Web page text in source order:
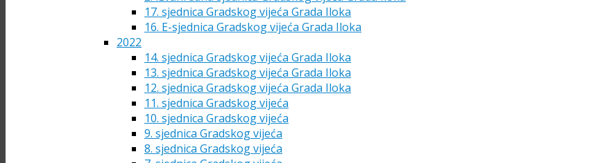
17. sjednica Gradskog vijeća Grada Iloka
16. E-sjednica Gradskog vijeća Grada Iloka
2022
14. sjednica Gradskog vijeća Grada Iloka
13. sjednica Gradskog vijeća Grada Iloka
12. sjednica Gradskog vijeća Grada Iloka
11. sjednica Gradskog vijeća
10. sjednica Gradskog vijeća
9. sjednica Gradskog vijeća
8. sjednica Gradskog vijeća